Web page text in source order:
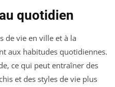
quotidien
de vie en ville et à la
aux habitudes quotidiennes.
ce qui peut entraîner des
et des styles de vie plus